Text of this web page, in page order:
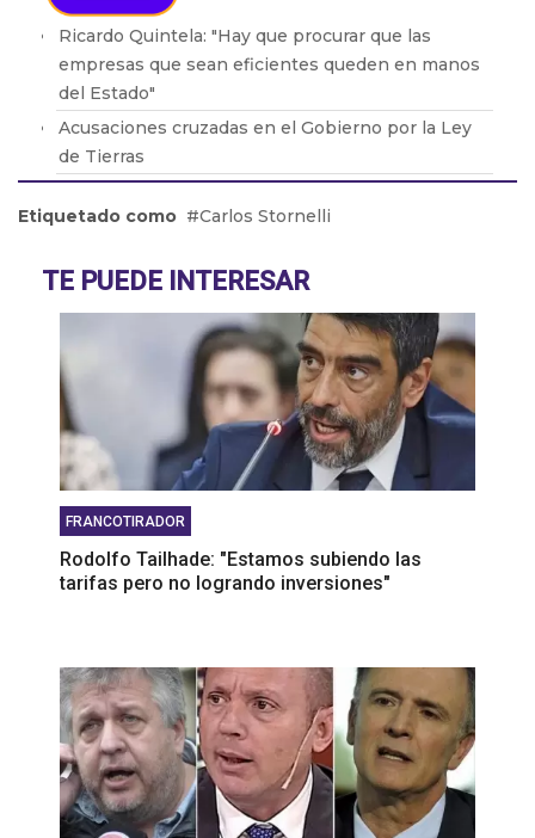
Ricardo Quintela: "Hay que procurar que las
empresas que sean eficientes queden en manos
del Estado"
Acusaciones cruzadas en el Gobierno por la Ley
de Tierras
los dichos de Milei
volvió un problema
El drama de los 9 en Boca: De la lesión de Cavani
al presente de Bareiro
Etiquetado como Carlos Stornelli
TE PUEDE INTERESAR
FRANCOTIRADOR
Rodolfo Tailhade: "Estamos subiendo las
tarifas pero no logrando inversiones"